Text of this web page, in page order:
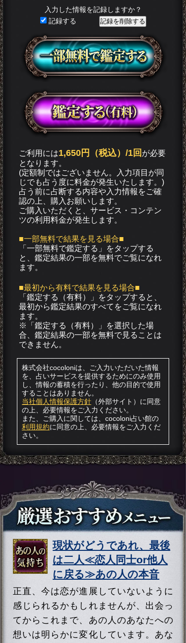
入力した情報を記録しますか？
記録する
ご利用には1,650円（税込）/1回 が必要
となります。
(定額制ではございません。入力項目が同
じでも占う度に料金が発生いたします。)
占う前に占断する内容や入力情報をご確
認の上、購入お願いします。
ご購入いただくと、サービス・コンテン
ツの利用料金が発生します。
■一部無料で結果を見る場合■
「一部無料で鑑定する」をタップする
と、鑑定結果の一部を無料でご覧になれ
ます。
■最初から有料で結果を見る場合■
「鑑定する（有料）」をタップすると、
最初から鑑定結果のすべてをご覧になれ
ます。
※「鑑定する（有料）」を選択した場
合、鑑定結果の一部を無料で見ることは
できません。
株式会社cocoloniは、ご入力いただいた情報
を、占いサービスを提供するためにのみ使用
し、情報の蓄積を行ったり、他の目的で使用
することはありません。
当社個人情報保護方針（外部サイト）に同意
の上、必要情報をご入力ください。
また、ご購入に関しては、cocoloni占い館の
利用規約に同意の上、必要情報をご入力くだ
さい。
現状がどうであれ、最後
は二人≪恋人同士or他人
に戻る≫あの人の本音
正直、今は恋が進展していないように
感じられるかもしれませんが、出会っ
てからこれまで、あの人のあなたへの
想いは明らかに変化しています。あな